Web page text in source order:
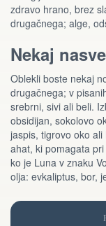
zdravo hrano, brez
drugačnega; alge,
Nekaj
Oblekli boste nekaj
drugačnega; v
srebrni, sivi ali beli.
obsidijan, sokolovo
jaspis, tigrovo oko
ahat, ki pomagata
ko je Luna v znaku
olja: evkaliptus, bor,